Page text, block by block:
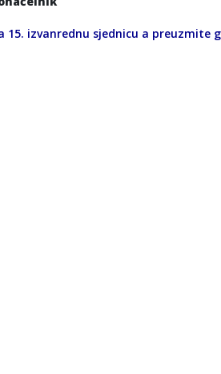
izvanrednu sjednicu a preuzmite